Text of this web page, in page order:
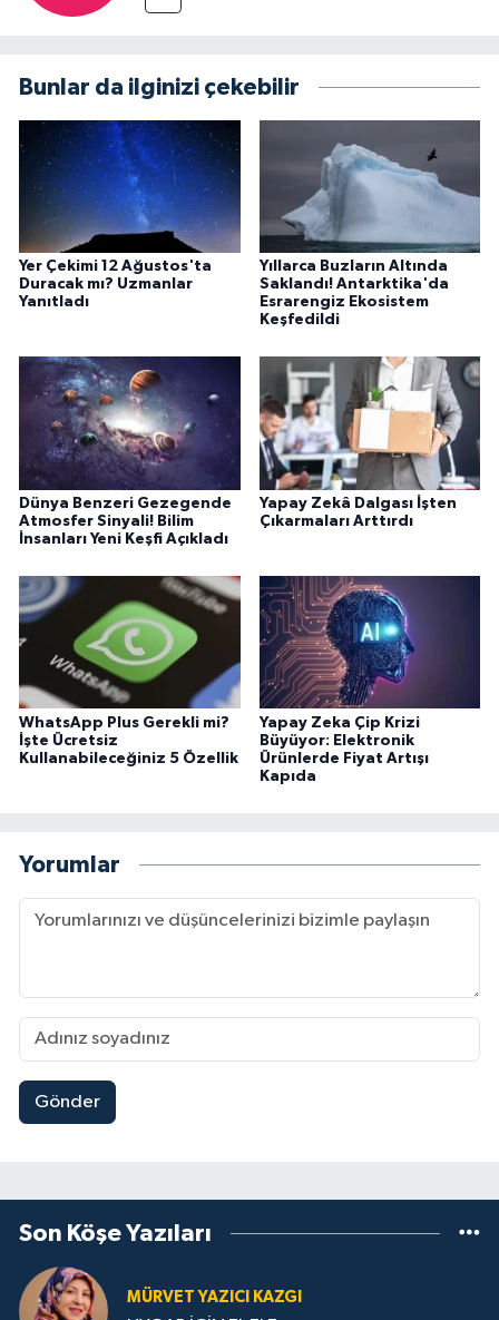
Bunlar da ilginizi çekebilir
Yer Çekimi 12 Ağustos'ta
Duracak mı? Uzmanlar
Yanıtladı
Yıllarca Buzların Altında
Saklandı! Antarktika'da
Esrarengiz Ekosistem
Keşfedildi
Dünya Benzeri Gezegende
Atmosfer Sinyali! Bilim
İnsanları Yeni Keşfi Açıkladı
Yapay Zekâ Dalgası İşten
Çıkarmaları Arttırdı
WhatsApp Plus Gerekli mi?
İşte Ücretsiz
Kullanabileceğiniz 5 Özellik
Yapay Zeka Çip Krizi
Büyüyor: Elektronik
Ürünlerde Fiyat Artışı
Kapıda
Yorumlar
Gönder
Son Köşe Yazıları
MÜRVET YAZICI KAZGI